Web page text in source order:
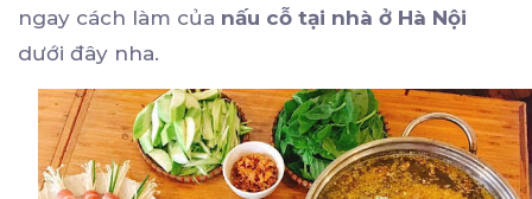
ngay cách làm của nấu cỗ tại nhà ở Hà Nội
dưới đây nha.